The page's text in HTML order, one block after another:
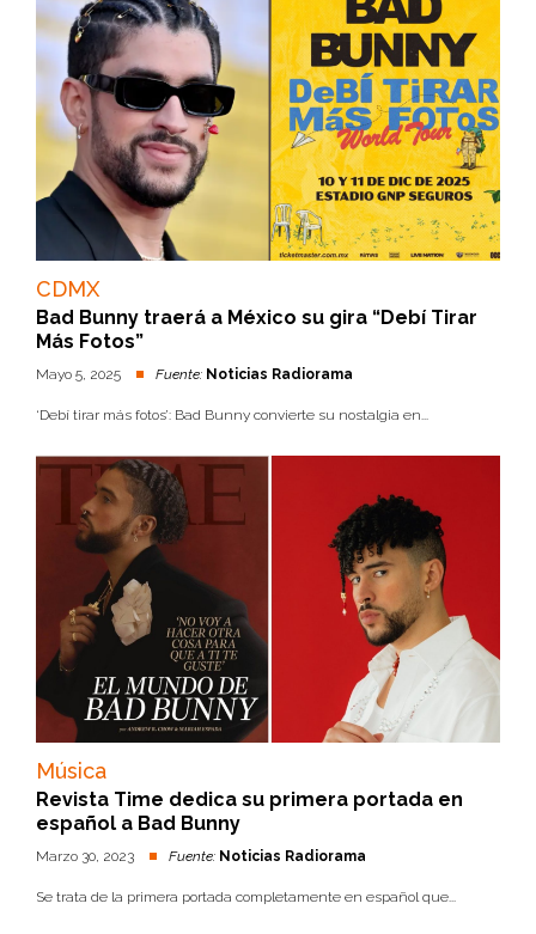
CDMX
Bad Bunny traerá a México su gira “Debí Tirar
Más Fotos”
Mayo 5, 2025 Fuente: Noticias Radiorama
‘Debí tirar más fotos’: Bad Bunny convierte su nostalgia en...
Música
Revista Time dedica su primera portada en
español a Bad Bunny
Marzo 30, 2023 Fuente: Noticias Radiorama
Se trata de la primera portada completamente en español que...